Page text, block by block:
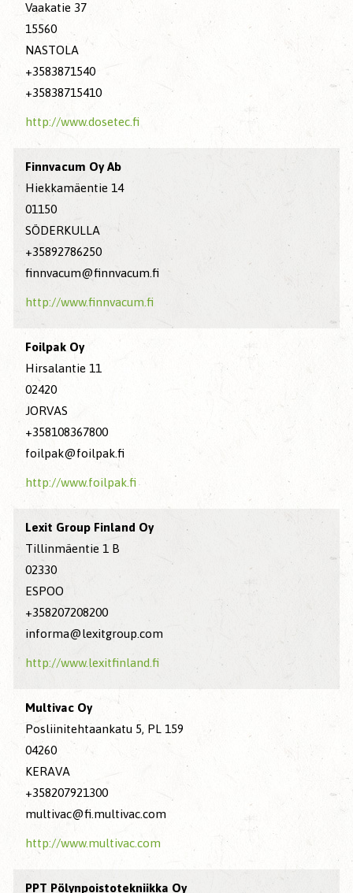
Vaakatie 37
15560
NASTOLA
+3583871540
+35838715410
http://www.dosetec.fi
Finnvacum Oy Ab
Hiekkamäentie 14
01150
SÖDERKULLA
+35892786250
finnvacum@finnvacum.fi
http://www.finnvacum.fi
Foilpak Oy
Hirsalantie 11
02420
JORVAS
+358108367800
foilpak@foilpak.fi
http://www.foilpak.fi
Lexit Group Finland Oy
Tillinmäentie 1 B
02330
ESPOO
+358207208200
informa@lexitgroup.com
http://www.lexitfinland.fi
Multivac Oy
Posliinitehtaankatu 5, PL 159
04260
KERAVA
+358207921300
multivac@fi.multivac.com
http://www.multivac.com
PPT Pölynpoistotekniikka Oy